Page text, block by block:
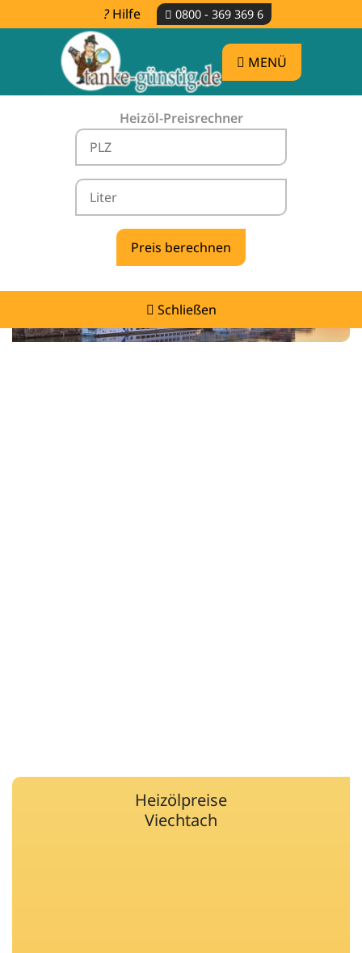
Hilfe 0800 - 369 369 6
MENÜ
Heizöl-Preisrechner
Schließen
Heizölpreise Viechtach -
vergleichen & günstig tanken
Heizölpreise
Viechtach